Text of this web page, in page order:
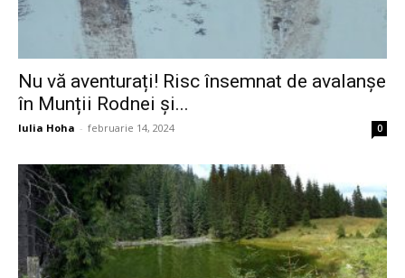
Nu vă aventurați! Risc însemnat de avalanșe
în Munții Rodnei și...
Iulia Hoha - februarie 14, 2024 0